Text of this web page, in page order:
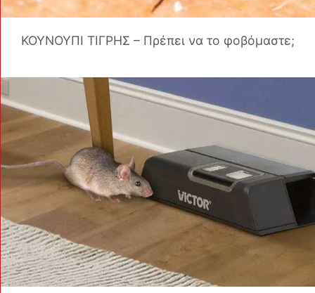
ΚΟΥΝΟΥΠΙ ΤΙΓΡΗΣ – Πρέπει να το φοβόμαστε;